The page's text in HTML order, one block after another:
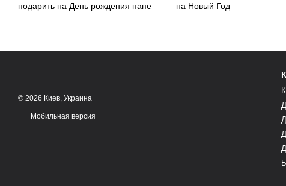
подарить на День рождения папе
на Новый Год
© 2026 Киев, Украина
Мобильная версия